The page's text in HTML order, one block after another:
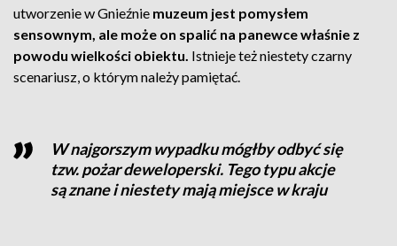
utworzenie w Gnieźnie muzeum jest pomysłem
sensownym, ale może on spalić na panewce właśnie z
powodu wielkości obiektu. Istnieje też niestety czarny
scenariusz, o którym należy pamiętać.
W najgorszym wypadku mógłby odbyć się
tzw. pożar deweloperski. Tego typu akcje
są znane i niestety mają miejsce w kraju